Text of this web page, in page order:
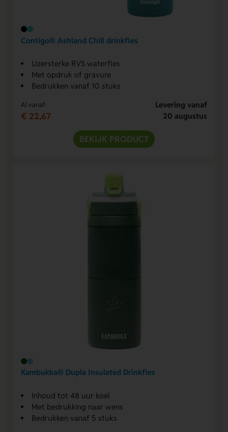
Contigo® Ashland Chill drinkfles
IJzersterke RVS waterfles
Met opdruk of gravure
Bedrukken vanaf 10 stuks
Al vanaf
€ 22,67
Levering vanaf
20 augustus
BEKIJK PRODUCT
Kambukka® Dupla Insulated Drinkfles
Inhoud tot 48 uur koel
Met bedrukking naar wens
Bedrukken vanaf 5 stuks